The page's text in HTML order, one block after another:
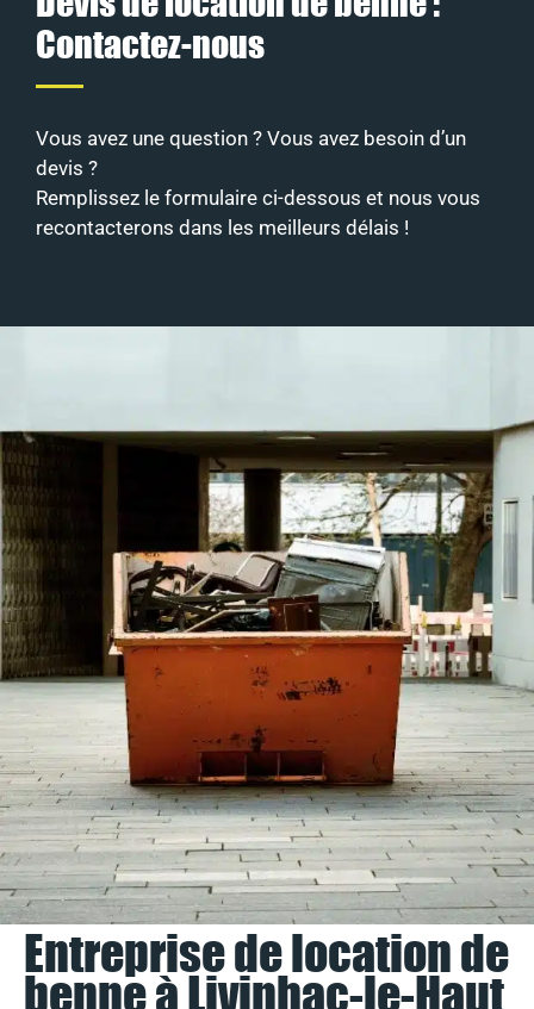
Contactez-nous
Vous avez une question ? Vous avez besoin d’un
devis ?
Remplissez le formulaire ci-dessous et nous vous
recontacterons dans les meilleurs délais !
Entreprise de location de
benne à Livinhac-le-Haut